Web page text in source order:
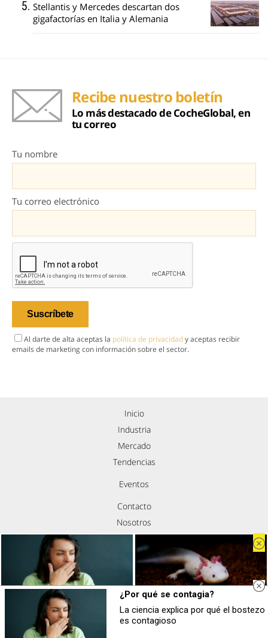
Stellantis y Mercedes descartan dos
gigafactorías en Italia y Alemania
Recibe nuestro boletín
Lo más destacado de CocheGlobal, en
tu correo
Tu nombre
Tu correo electrónico
Al darte de alta aceptas la política de privacidady aceptas recibir
emails de marketing con información sobre el sector.
Inicio
Industria
Mercado
Tendencias
Eventos
Contacto
Nosotros
Política de privacidad
Aviso legal
Política de cookies
Síguenos
¿Por qué se contagia?
La ciencia explica por qué el bostezo
es contagioso
¿Sabías que existen?
Estas criaturas existen y parecen
¿Por qué se contagia?
La ciencia explica por qué el bostezo
es contagioso